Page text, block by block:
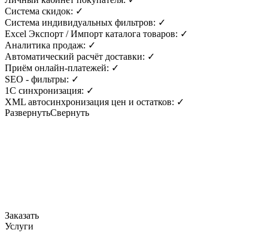
Система скидок: ✓
Система индивидуальных фильтров: ✓
Excel Экспорт / Импорт каталога товаров: ✓
Аналитика продаж: ✓
Автоматический расчёт доставки: ✓
Приём онлайн-платежей: ✓
SEO - фильтры: ✓
1С синхронизация: ✓
ХМL автосинхронизация цен и остатков: ✓
РазвернутьСвернуть
Заказать
Услуги